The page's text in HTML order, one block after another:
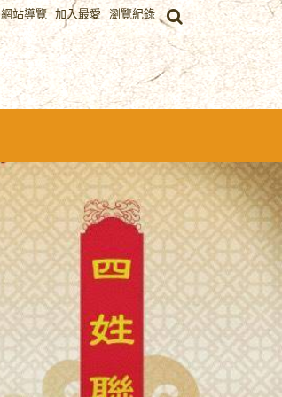
網站導覽 加入最愛 瀏覽紀錄